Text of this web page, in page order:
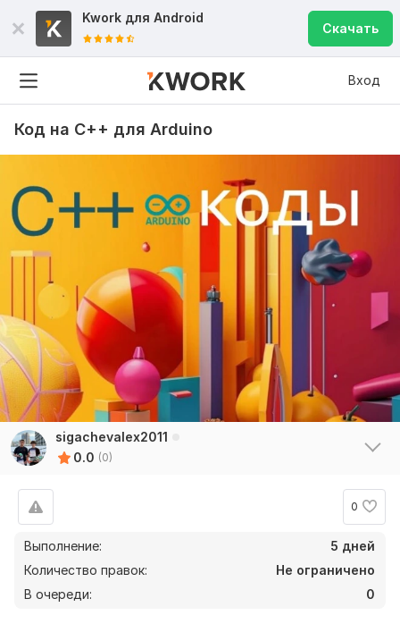
Kwork для Android
Скачать
Вход
Код на C++ для Arduino
sigachevalex2011
0.0 (0)
0
Выполнение:
5 дней
Количество правок:
Не ограничено
В очереди:
0